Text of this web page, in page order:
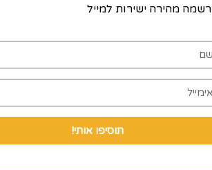
מהירה ישירות למייל
תוסיפו אותי!